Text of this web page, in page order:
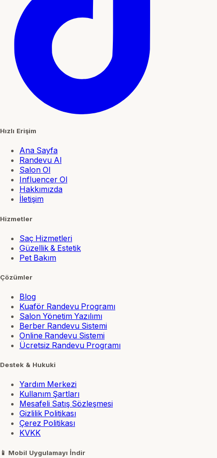
Hızlı Erişim
Ana Sayfa
Randevu Al
Salon Ol
Influencer Ol
Hakkımızda
İletişim
Hizmetler
Saç Hizmetleri
Güzellik & Estetik
Pet Bakım
Çözümler
Blog
Kuaför Randevu Programı
Salon Yönetim Yazılımı
Berber Randevu Sistemi
Online Randevu Sistemi
Ücretsiz Randevu Programı
Destek & Hukuki
Yardım Merkezi
Kullanım Şartları
Mesafeli Satış Sözleşmesi
Gizlilik Politikası
Çerez Politikası
KVKK
📱 Mobil Uygulamayı İndir